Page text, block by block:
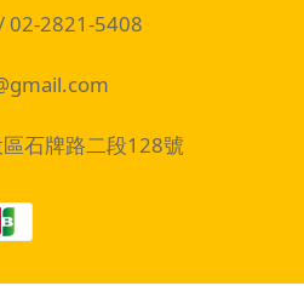
02-2821-5408
石牌路二段128號